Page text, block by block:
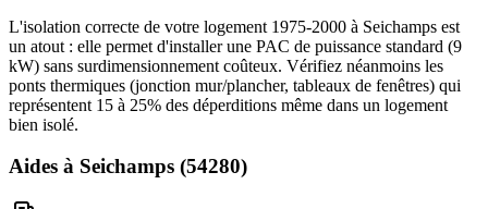
L'isolation correcte de votre logement 1975-2000 à Seichamps est
un atout : elle permet d'installer une PAC de puissance standard (9
kW) sans surdimensionnement coûteux. Vérifiez néanmoins les
ponts thermiques (jonction mur/plancher, tableaux de fenêtres) qui
représentent 15 à 25% des déperditions même dans un logement
bien isolé.
Aides à Seichamps (54280)